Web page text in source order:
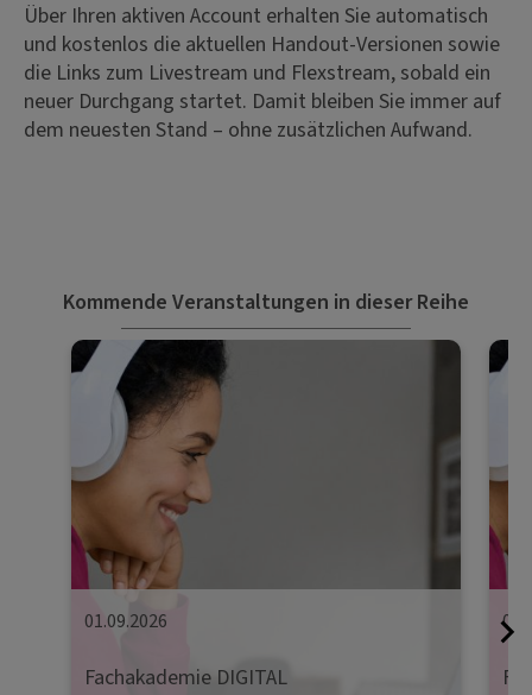
Über Ihren aktiven Account erhalten Sie automatisch
und kostenlos die aktuellen Handout-Versionen sowie
die Links zum Livestream und Flexstream, sobald ein
neuer Durchgang startet. Damit bleiben Sie immer auf
dem neuesten Stand – ohne zusätzlichen Aufwand.
Kommende Veranstaltungen in dieser Reihe
01.09.2026
Fachakademie DIGITAL